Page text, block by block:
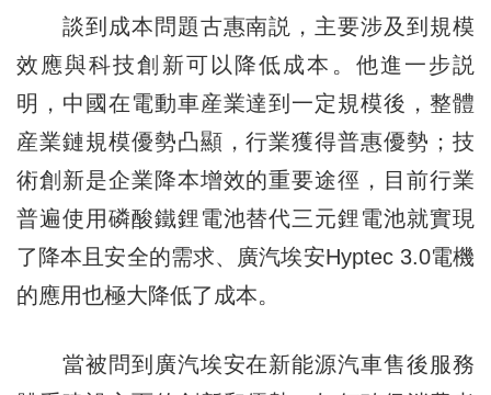
談到成本問題古惠南説，主要涉及到規模
效應與科技創新可以降低成本。他進一步説
明，中國在電動車産業達到一定規模後，整體
産業鏈規模優勢凸顯，行業獲得普惠優勢；技
術創新是企業降本增效的重要途徑，目前行業
普遍使用磷酸鐵鋰電池替代三元鋰電池就實現
了降本且安全的需求、廣汽埃安Hyptec 3.0電機
的應用也極大降低了成本。
當被問到廣汽埃安在新能源汽車售後服務